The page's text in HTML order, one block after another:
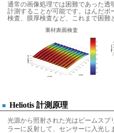
通常の画像処理では困難であった
計測することが可能です。はんだ
検査、膜厚検査など、これまで困
■ Heliotis 計測原理
光源から照射された光はビームス
ラーに反射して、センサーに入光